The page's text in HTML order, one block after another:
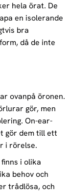
hela örat. De
en isolerande
bra
då de inte
ovanpå öronen.
gör, men
On-ear-
gör dem till ett
i rörelse.
i olika
behov och
trådlösa, och